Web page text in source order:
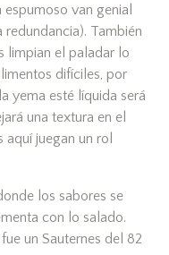
van genial
También
limpian el paladar lo
difíciles, por
yema esté líquida será
una textura en el
aquí juegan un rol
los sabores se
con lo salado.
un Sauternes del 82